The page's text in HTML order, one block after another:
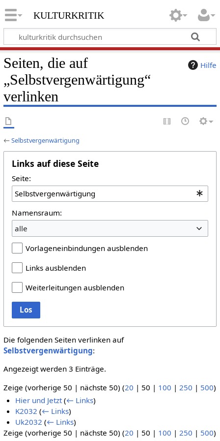
kulturkritik
Hilfe
Seiten, die auf
„Selbstvergenwärtigung“
verlinken
←Selbstvergenwärtigung
Links auf diese Seite
Seite:
Namensraum:
alle
Vorlageneinbindungen ausblenden
Links ausblenden
Weiterleitungen ausblenden
Los
Die folgenden Seiten verlinken auf
Selbstvergenwärtigung:
Angezeigt werden 3 Einträge.
Zeige (vorherige 50 | nächste 50) (20 | 50 | 100 | 250 | 500)
Hier und Jetzt (← Links)
K2032 (← Links)
Uk2032 (← Links)
Zeige (vorherige 50 | nächste 50) (20 | 50 | 100 | 250 | 500)